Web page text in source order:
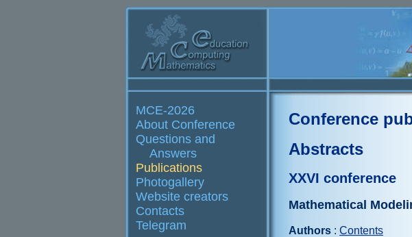
MCE-2026
About Conference
Questions and
Answers
Publications
Photogallery
Website creators
Contacts
Telegram
Conference
Abstracts
XXVI conference
Mathematical
Authors : Contents